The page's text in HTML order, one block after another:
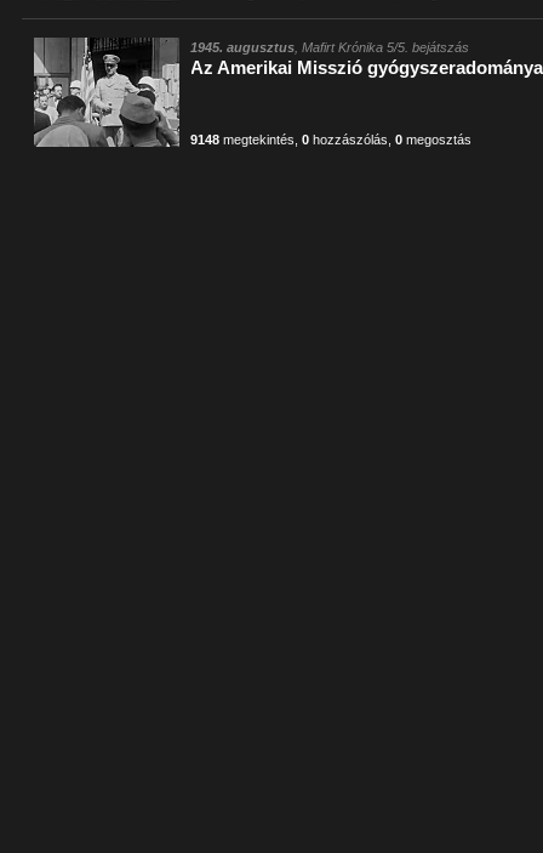
1945. augusztus , Mafirt Krónika 5/5. bejátszás
Az Amerikai Misszió
9148 megtekintés ,0 hozzászólás ,0 megosztás